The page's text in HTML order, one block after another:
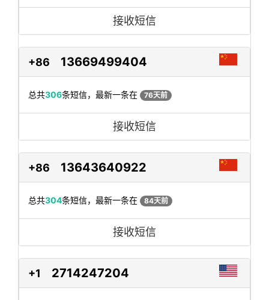
接收短信
+86 13669499404
总共306条短信，最新一条在 76天前
接收短信
+86 13643640922
总共304条短信，最新一条在 84天前
接收短信
+1 2714247204